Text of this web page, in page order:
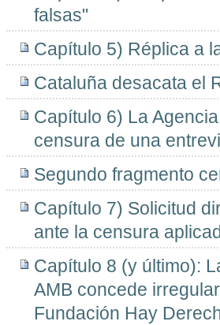
falsas"
Capítulo 5) Réplica a
Cataluña desacata el
Capítulo 6) La
censura de una
Segundo fragmento
Capítulo 7) Solicitud
ante la censura
Capítulo 8 (y último):
AMB concede
Fundación Hay